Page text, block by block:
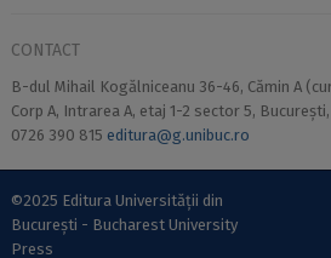
CONTACT
B-dul Mihail Kogălniceanu 36-46, Cămin A
Corp A, Intrarea A, etaj 1-2 sector 5,
0726 390 815 editura@g.unibuc.ro
©2025 Editura Universității din
București - Bucharest University
Press